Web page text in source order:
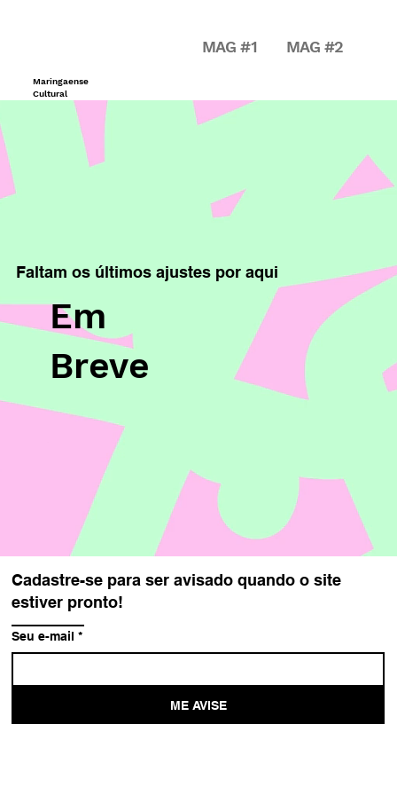
MAG #1 MAG #2
Maringaense
Cultural
Faltam os últimos ajustes por aqui
Em
Breve
Cadastre-se para ser avisado quando o site
estiver pronto!
Seu e-mail *
ME AVISE